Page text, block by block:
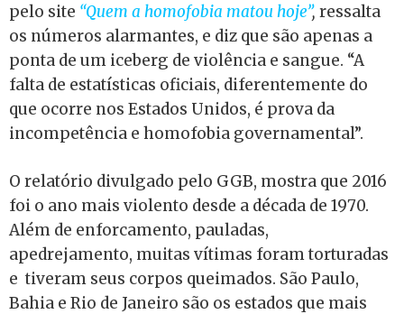
pelo site “Quem a homofobia matou hoje”, ressalta
os números alarmantes, e diz que são apenas a
ponta de um iceberg de violência e sangue. “A
falta de estatísticas oficiais, diferentemente do
que ocorre nos Estados Unidos, é prova da
incompetência e homofobia governamental”.
O relatório divulgado pelo GGB, mostra que 2016
foi o ano mais violento desde a década de 1970.
Além de enforcamento, pauladas,
apedrejamento, muitas vítimas foram torturadas
e tiveram seus corpos queimados. São Paulo,
Bahia e Rio de Janeiro são os estados que mais